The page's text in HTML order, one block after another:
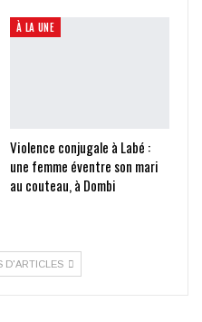
À LA UNE
Violence conjugale à Labé :
une femme éventre son mari
au couteau, à Dombi
D'ARTICLES